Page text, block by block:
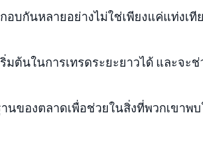
บกันหลายอย่างไม่ใช่เพียงแค่แท่งเที
มต้นในการเทรดระยะยาวได้ และจะช่
นของตลาดเพื่อช่วยในสิ่งที่พวกเขาพ